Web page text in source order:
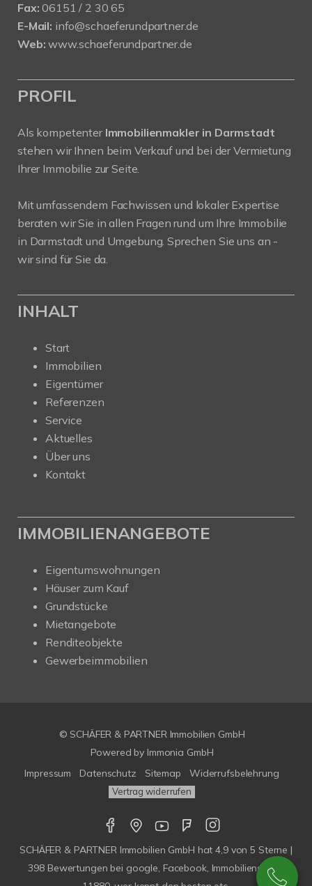
Fax: 06151 / 2 30 65
E-Mail: info@schaeferundpartner.de
Web: www.schaeferundpartner.de
PROFIL
Als kompetenter Immobilienmakler in Darmstadt
stehen wir Ihnen beim Verkauf und bei der Vermietung
Ihrer Immobilie zur Seite.
Mit umfassendem Fachwissen und lokaler Expertise
beraten wir Sie in allen Fragen rund um Ihre Immobilie
in Darmstadt und Umgebung. Sprechen Sie uns an -
wir sind für Sie da.
INHALT
Start
Immobilien
Eigentümer
Referenzen
Service
Aktuelles
Über uns
Kontakt
IMMOBILIENANGEBOTE
Eigentumswohnungen
Häuser zum Kauf
Grundstücke
Mietangebote
Renditeobjekte
Gewerbeimmobilien
© SCHÄFER & PARTNER Immobilien GmbH
Powered by Immonia GmbH
Impressum
Datenschutz Sitemap Widerrufsbelehrung
Vertrag widerrufen
SCHÄFER & PARTNER Immobilien GmbH hat4,9von5 Sterne |
398 Bewertungen bei google, Facebook, Immobilienscout,